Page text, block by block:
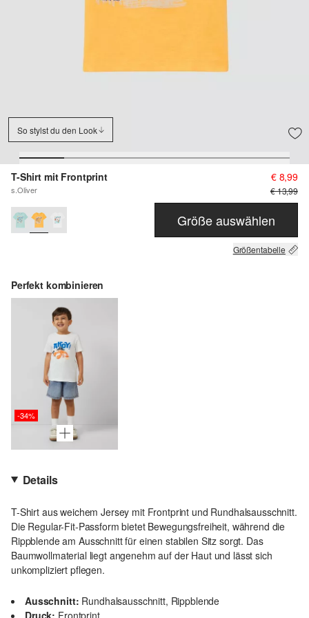
So stylst du den Look
T-Shirt mit Frontprint
s.Oliver
€ 8,99
€ 13,99
Größe auswählen
Größentabelle
Perfekt kombinieren
-34%
Details
T-Shirt aus weichem Jersey mit Frontprint und Rundhalsausschnitt.
Die Regular-Fit-Passform bietet Bewegungsfreiheit, während die
Rippblende am Ausschnitt für einen stabilen Sitz sorgt. Das
Baumwollmaterial liegt angenehm auf der Haut und lässt sich
unkompliziert pflegen.
Ausschnitt: Rundhalsausschnitt, Rippblende
Druck: Frontprint